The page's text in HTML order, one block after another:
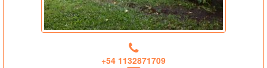
+54 1132871709